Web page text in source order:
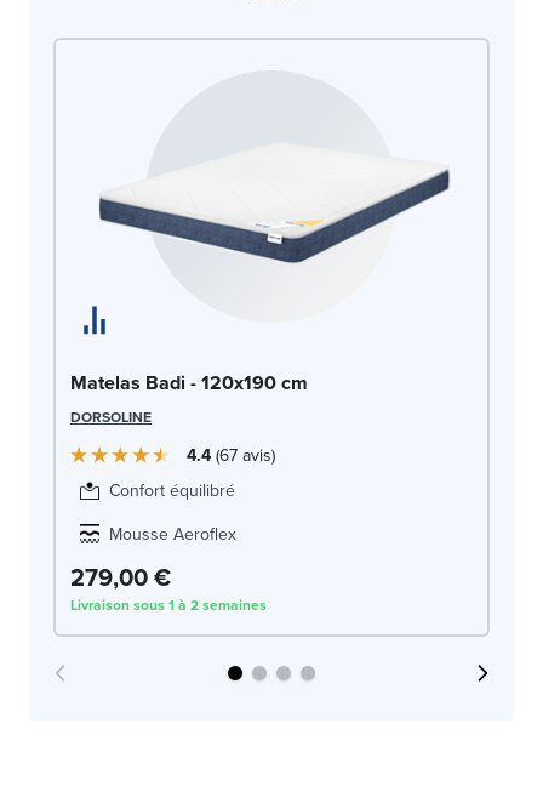
Matelas Badi - 120x190 cm
DORSOLINE
4.4 67 avis
Confort équilibré
Mousse Aeroflex
279,00 €
Livraison sous 1 à 2 semaines